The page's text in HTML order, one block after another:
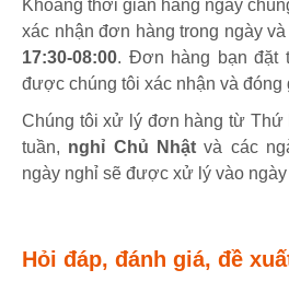
Khoảng thời gian hàng ngày
xác nhận đơn hàng trong ngày
17:30-08:00. Đơn hàng bạn đặt
được chúng tôi xác nhận và đóng
Chúng tôi xử lý đơn hàng từ Thứ
tuần, nghỉ Chủ Nhậtvà các
ngày nghỉ sẽ được xử lý vào
Hỏi đáp, đánh giá, đề